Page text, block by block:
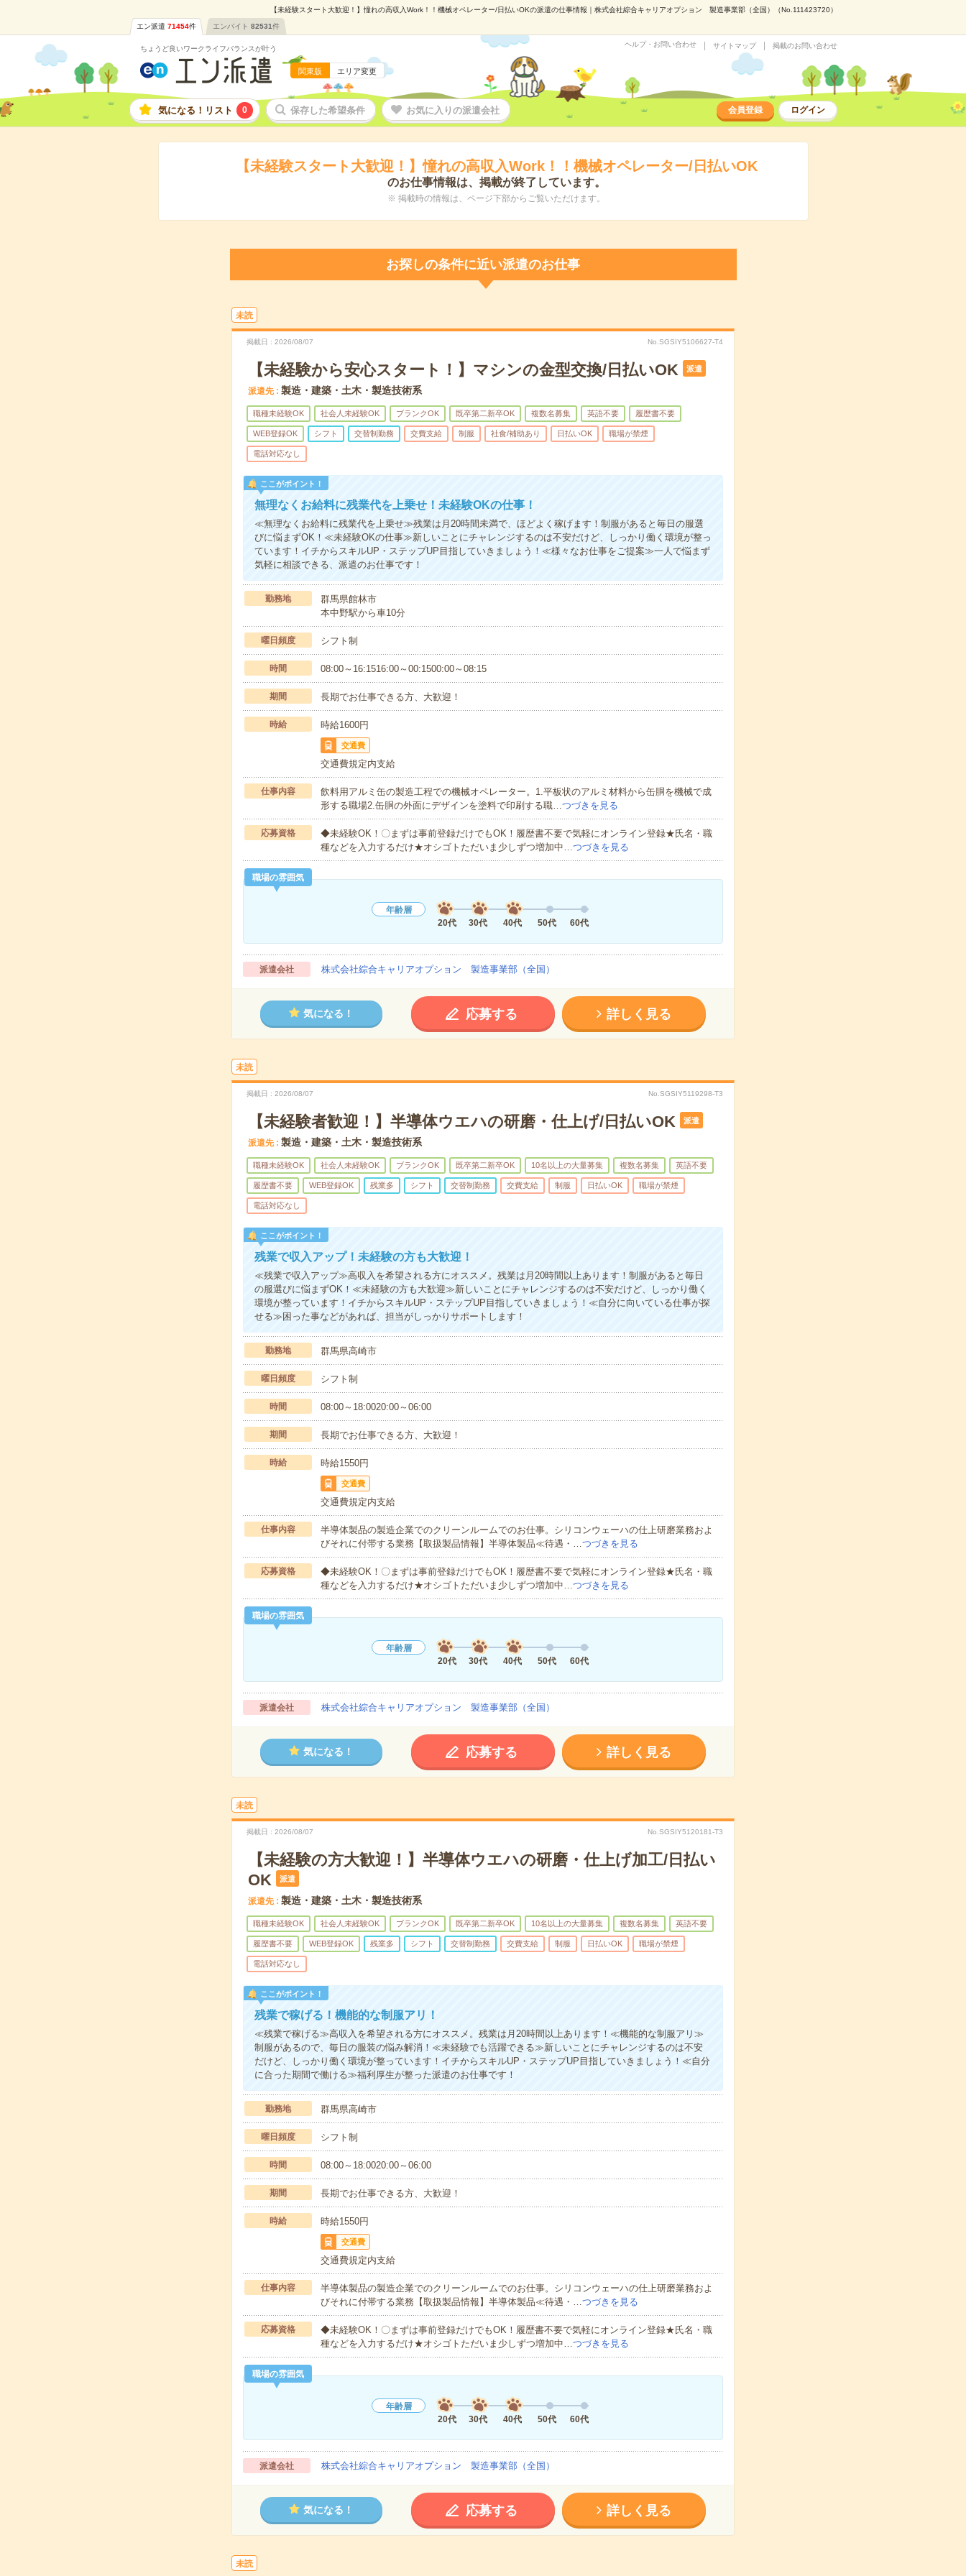
【未経験スタート大歓迎！】憧れの高収入Work！！機械オペレーター/日払いOKの派遣の仕事情報｜株式会社綜合キャリアオプション 製造事業部（全国）（No.111423720）
エン派遣 71454件 エンバイト 82531件
ちょうど良いワークライフバランスが叶う
関東版 エリア変更
ヘルプ・お問い合わせ サイトマップ 掲載のお問い合わせ
気になる！リスト 0 保存した希望条件 お気に入りの派遣会社 会員登録 ログイン
【未経験スタート大歓迎！】憧れの高収入Work！！機械オペレーター/日払いOK
のお仕事情報は、掲載が終了しています。
※ 掲載時の情報は、ページ下部からご覧いただけます。
お探しの条件に近い派遣のお仕事
未読
掲載日 2026/08/07 No.SGSIY5106627-T4
【未経験から安心スタート！】マシンの金型交換/日払いOK 派遣
派遣先 製造・建築・土木・製造技術系
職種未経験OK 社会人未経験OK ブランクOK 既卒第二新卒OK 複数名募集 英語不要 履歴書不要
WEB登録OK シフト 交替制勤務 交費支給 制服 社食/補助あり 日払いOK 職場が禁煙
電話対応なし
ここがポイント！
無理なくお給料に残業代を上乗せ！未経験OKの仕事！
≪無理なくお給料に残業代を上乗せ≫残業は月20時間未満で、ほどよく稼げます！制服があると毎日の服選
びに悩まずOK！≪未経験OKの仕事≫新しいことにチャレンジするのは不安だけど、しっかり働く環境が整っ
ています！イチからスキルUP・ステップUP目指していきましょう！≪様々なお仕事をご提案≫一人で悩まず
気軽に相談できる、派遣のお仕事です！
勤務地
群馬県館林市
本中野駅から車10分
曜日頻度 シフト制
時間 08:00～16:1516:00～00:1500:00～08:15
期間 長期でお仕事できる方、大歓迎！
時給 時給1600円
交通費
交通費規定内支給
仕事内容
飲料用アルミ缶の製造工程での機械オペレーター。1.平板状のアルミ材料から缶胴を機械で成
形する職場2.缶胴の外面にデザインを塗料で印刷する職…つづきを見る
応募資格
◆未経験OK！〇まずは事前登録だけでもOK！履歴書不要で気軽にオンライン登録★氏名・職
種などを入力するだけ★オシゴトただいま少しずつ増加中…つづきを見る
職場の雰囲気
年齢層
20代
30代 40代 50代 60代
派遣会社 株式会社綜合キャリアオプション 製造事業部（全国）
気になる！ 応募する 詳しく見る
未読
掲載日 2026/08/07 No.SGSIY5119298-T3
【未経験者歓迎！】半導体ウエハの研磨・仕上げ/日払いOK 派遣
派遣先 製造・建築・土木・製造技術系
職種未経験OK 社会人未経験OK ブランクOK 既卒第二新卒OK 10名以上の大量募集 複数名募集 英語不要
履歴書不要 WEB登録OK 残業多 シフト 交替制勤務 交費支給 制服 日払いOK 職場が禁煙
電話対応なし
ここがポイント！
残業で収入アップ！未経験の方も大歓迎！
≪残業で収入アップ≫高収入を希望される方にオススメ。残業は月20時間以上あります！制服があると毎日
の服選びに悩まずOK！≪未経験の方も大歓迎≫新しいことにチャレンジするのは不安だけど、しっかり働く
環境が整っています！イチからスキルUP・ステップUP目指していきましょう！≪自分に向いている仕事が探
せる≫困った事などがあれば、担当がしっかりサポートします！
勤務地 群馬県高崎市
曜日頻度 シフト制
時間 08:00～18:0020:00～06:00
期間 長期でお仕事できる方、大歓迎！
時給 時給1550円
交通費
交通費規定内支給
仕事内容
半導体製品の製造企業でのクリーンルームでのお仕事。シリコンウェーハの仕上研磨業務およ
びそれに付帯する業務【取扱製品情報】半導体製品≪待遇・…つづきを見る
応募資格
◆未経験OK！〇まずは事前登録だけでもOK！履歴書不要で気軽にオンライン登録★氏名・職
種などを入力するだけ★オシゴトただいま少しずつ増加中…つづきを見る
職場の雰囲気
年齢層
20代
30代 40代 50代 60代
派遣会社 株式会社綜合キャリアオプション 製造事業部（全国）
気になる！ 応募する 詳しく見る
未読
掲載日 2026/08/07 No.SGSIY5120181-T3
【未経験の方大歓迎！】半導体ウエハの研磨・仕上げ加工/日払い
OK
派遣
派遣先 製造・建築・土木・製造技術系
職種未経験OK 社会人未経験OK ブランクOK 既卒第二新卒OK 10名以上の大量募集 複数名募集 英語不要
履歴書不要 WEB登録OK 残業多 シフト 交替制勤務 交費支給 制服 日払いOK 職場が禁煙
電話対応なし
ここがポイント！
残業で稼げる！機能的な制服アリ！
≪残業で稼げる≫高収入を希望される方にオススメ。残業は月20時間以上あります！≪機能的な制服アリ≫
制服があるので、毎日の服装の悩み解消！≪未経験でも活躍できる≫新しいことにチャレンジするのは不安
だけど、しっかり働く環境が整っています！イチからスキルUP・ステップUP目指していきましょう！≪自分
に合った期間で働ける≫福利厚生が整った派遣のお仕事です！
勤務地 群馬県高崎市
曜日頻度 シフト制
時間 08:00～18:0020:00～06:00
期間 長期でお仕事できる方、大歓迎！
時給 時給1550円
交通費
交通費規定内支給
仕事内容
半導体製品の製造企業でのクリーンルームでのお仕事。シリコンウェーハの仕上研磨業務およ
びそれに付帯する業務【取扱製品情報】半導体製品≪待遇・…つづきを見る
応募資格
◆未経験OK！〇まずは事前登録だけでもOK！履歴書不要で気軽にオンライン登録★氏名・職
種などを入力するだけ★オシゴトただいま少しずつ増加中…つづきを見る
職場の雰囲気
年齢層
20代
30代 40代 50代 60代
派遣会社 株式会社綜合キャリアオプション 製造事業部（全国）
気になる！ 応募する 詳しく見る
未読